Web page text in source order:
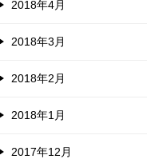
2018年4月
2018年3月
2018年2月
2018年1月
2017年12月